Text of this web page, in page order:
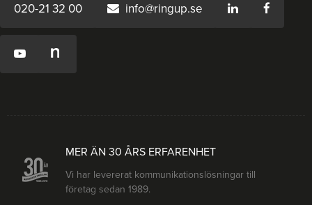
020-21 32 00 info@ringup.se
MER ÄN 30 ÅRS ERFARENHET
Vi har levererat kommunikationslösningar till
företag sedan 1989.